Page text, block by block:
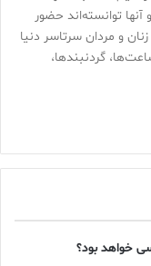
توانسته‌اند حضور
و مردان سرتاسر دنيا
گردنبندها،
خواهد بود؟